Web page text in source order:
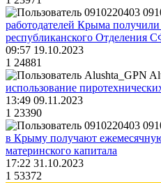
работодателей Крыма
республиканского Отделения
09:57 19.10.2023
1 24881
использование
13:49 09.11.2023
1 23390
в Крыму получают
материнского капитала
17:22 31.10.2023
1 53372